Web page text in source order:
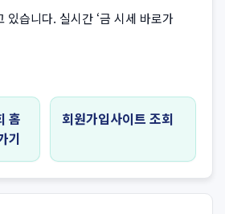
있습니다. 실시간 ‘금 시세 바로가
홈
기
회원가입사이트 조회